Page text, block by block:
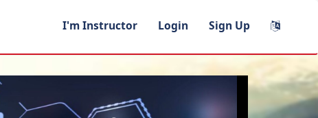
I'm Instructor Login Sign Up